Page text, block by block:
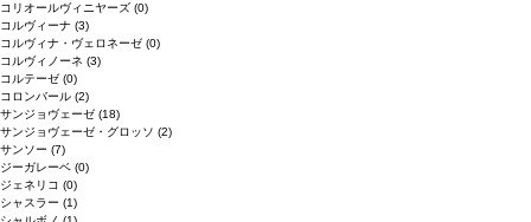
コリオールヴィニヤーズ (0)
コルヴィーナ (3)
コルヴィナ・ヴェロネーゼ (0)
コルヴィノーネ (3)
コルテーゼ (0)
コロンバール (2)
サンジョヴェーゼ (18)
サンジョヴェーゼ・グロッソ (2)
サンソー (7)
ジーガレーベ (0)
ジェネリコ (0)
シャスラー (1)